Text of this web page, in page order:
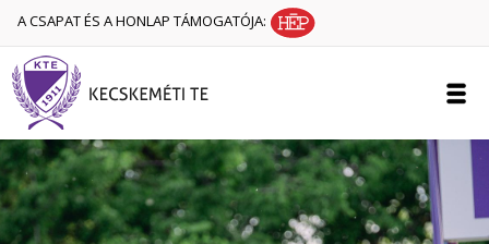
A CSAPAT ÉS A HONLAP TÁMOGATÓJA: